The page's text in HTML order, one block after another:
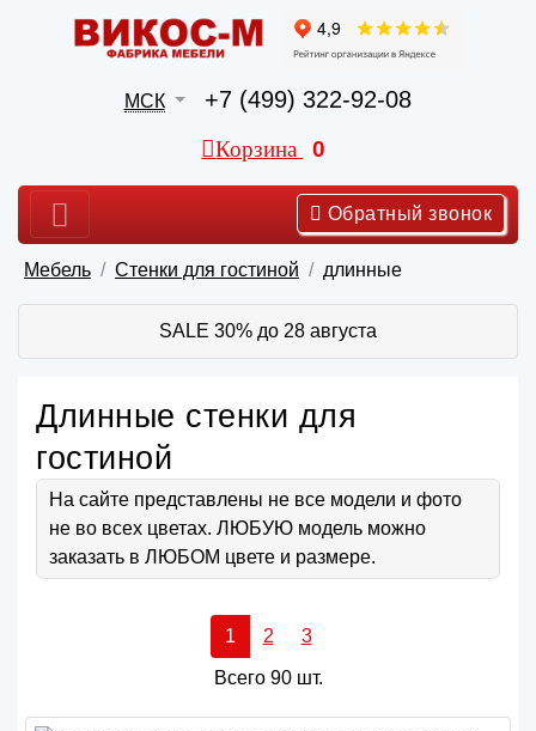
МСК +7 (499) 322-92-08
Корзина 0
Обратный звонок
Мебель Стенки для гостиной длинные
SALE 30% до 28 августа
Длинные стенки для
гостиной
На сайте представлены не все модели и фото
не во всех цветах. ЛЮБУЮ модель можно
заказать в ЛЮБОМ цвете и размере.
1 2 3
Всего 90 шт.